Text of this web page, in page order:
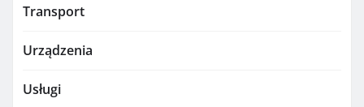
Transport
Urządzenia
Usługi